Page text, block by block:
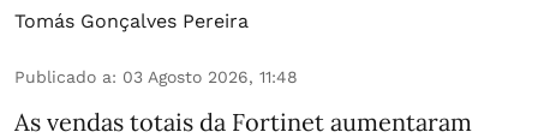
Tomás Gonçalves Pereira
Publicado a: 03 Agosto 2026, 11:48
As vendas totais da Fortinet aumentaram